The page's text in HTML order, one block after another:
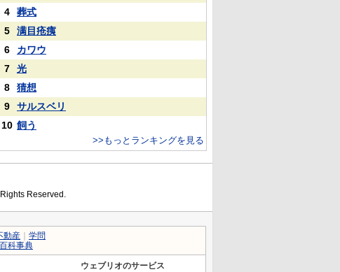
4
葬式
5
满目疮痍
6
カワウ
7
光
8
猜想
9
サルスベリ
10 飼う
>>もっとランキングを見る
Reserved.
動産
学問
科事典
ウェブリオのサービス